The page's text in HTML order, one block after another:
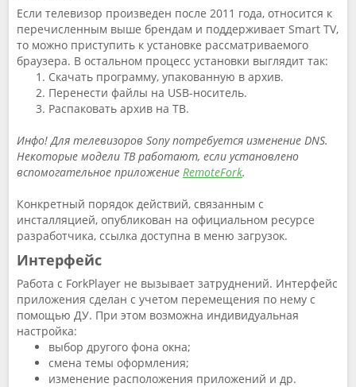
Если телевизор произведен после 2011 года, относится к
перечисленным выше брендам и поддерживает Smart TV,
то можно приступить к установке рассматриваемого
браузера. В остальном процесс установки выглядит так:
Скачать программу, упакованную в архив.
Перенести файлы на USB-носитель.
Распаковать архив на ТВ.
Инфо! Для телевизоров Sonyпотребуется изменение DNS.
Некоторые модели ТВ работают, если установлено
вспомогательное приложение RemoteFork.
Конкретный порядок действий, связанным с
инсталляцией, опубликован на официальном ресурсе
разработчика, ссылка доступна в меню загрузок.
Интерфейс
Работа с ForkPlayer не вызывает затруднений. Интерфейс
приложения сделан с учетом перемещения по нему с
помощью ДУ. При этом возможна индивидуальная
настройка:
выбор другого фона окна;
смена темы оформления;
изменение расположения приложений и др.